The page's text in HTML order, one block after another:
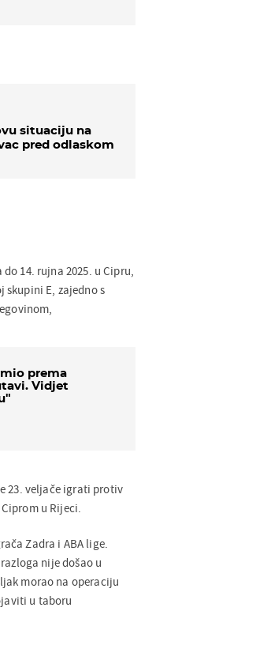
situaciju na
pred odlaskom
14. rujna 2025. u Cipru,
E, zajedno s
prema
Vidjet
23. veljače igrati protiv
u Rijeci.
Zadra i ABA lige.
nije došao u
morao na operaciju
u taboru